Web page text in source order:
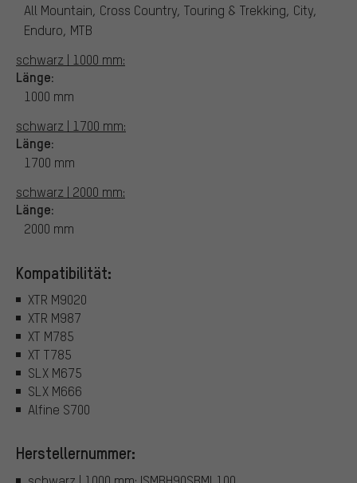
All Mountain, Cross Country, Touring & Trekking, City,
Enduro, MTB
schwarz | 1000 mm:
Länge:
1000 mm
schwarz | 1700 mm:
Länge:
1700 mm
schwarz | 2000 mm:
Länge:
2000 mm
Kompatibilität:
XTR M9020
XTR M987
XT M785
XT T785
SLX M675
SLX M666
Alfine S700
Herstellernummer: